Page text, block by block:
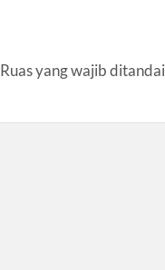
Ruas yang wajib ditandai